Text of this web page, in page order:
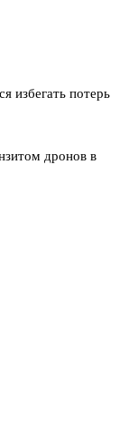
избегать потерь
дронов в